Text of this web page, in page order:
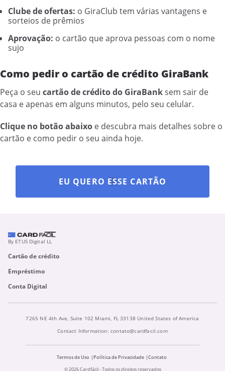
Clube de ofertas: o GiraClub tem várias vantagens e
sorteios de prêmios
Aprovação: o cartão que aprova pessoas com o nome
sujo
Como pedir o cartão de crédito GiraBank
Peça o seu cartão de crédito do GiraBanksem sair de
casa e apenas em alguns minutos, pelo seu celular.
Clique no botão abaixo e descubra mais detalhes sobre o
cartão e como pedir o seu ainda hoje.
EU QUERO ESSE CARTÃO
By ETUS Digital LL
Cartão de crédito
Empréstimo
Conta Digital
7265 NE 4th Ave, Suite 102 Miami, FL 33138 United States of America
Contact Information: contato@cardfacil.com
Termos de Uso Política de Privacidade
Contato
© 2026 Cardfácil - Todos os direitos reservados